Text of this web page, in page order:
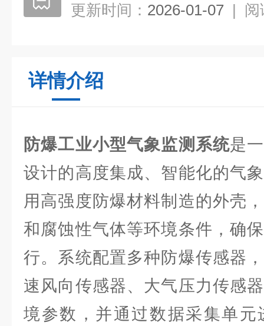
更新时间： 2026-01-07 | 阅
详情介绍
防爆工业小型气象监测系统是
设计的高度集成、智能化的气
用高强度防爆材料制造的外壳
和腐蚀性气体等环境条件，确
行。系统配置多种防爆传感器
速风向传感器、大气压力传感
境参数，并通过数据采集单元